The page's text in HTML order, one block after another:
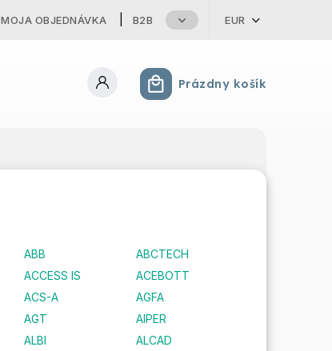
MOJA OBJEDNÁVKA B2B EUR
Nákupný košík
Prázdny košík
ABB
ABCTECH
ACCESS IS
ACEBOTT
ACS-A
AGFA
AGT
AIPER
ALBI ALCAD